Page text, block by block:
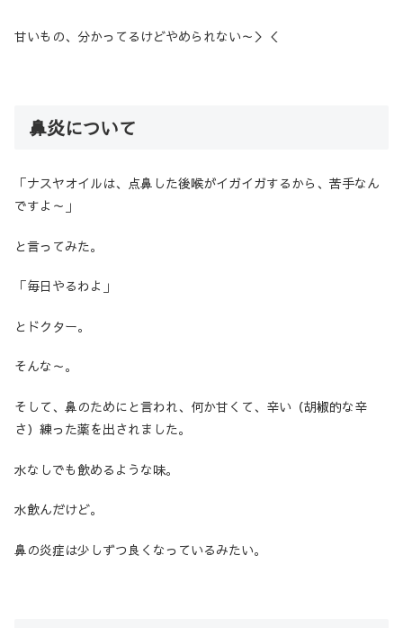
甘いもの、分かってるけどやめられない～＞＜
鼻炎について
「ナスヤオイルは、点鼻した後喉がイガイガするから、苦手なん
ですよ～」
と言ってみた。
「毎日やるわよ」
とドクター。
そんな～。
そして、鼻のためにと言われ、何か甘くて、辛い（胡椒的な辛
さ）練った薬を出されました。
水なしでも飲めるような味。
水飲んだけど。
鼻の炎症は少しずつ良くなっているみたい。